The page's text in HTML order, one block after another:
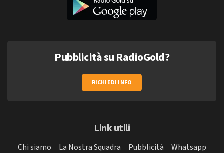
Pubblicità su RadioGold?
RICHIEDI INFO
Link utili
Chi siamo La Nostra Squadra Pubblicità
Whatsapp